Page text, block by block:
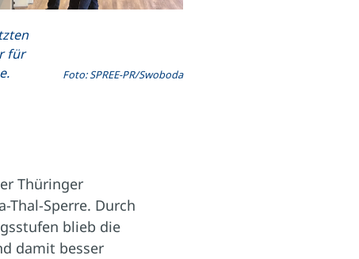
für
Foto: SPREE-PR/Swoboda
Thüringer
Thal-Sperre. Durch
blieb die
damit besser